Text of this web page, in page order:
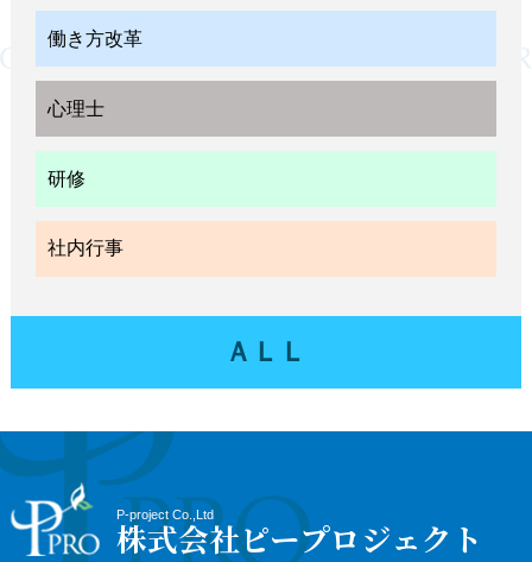
働き方改革
心理士
研修
社内行事
ＡＬＬ
P-project Co.,Ltd
株式会社ピープロジェクト